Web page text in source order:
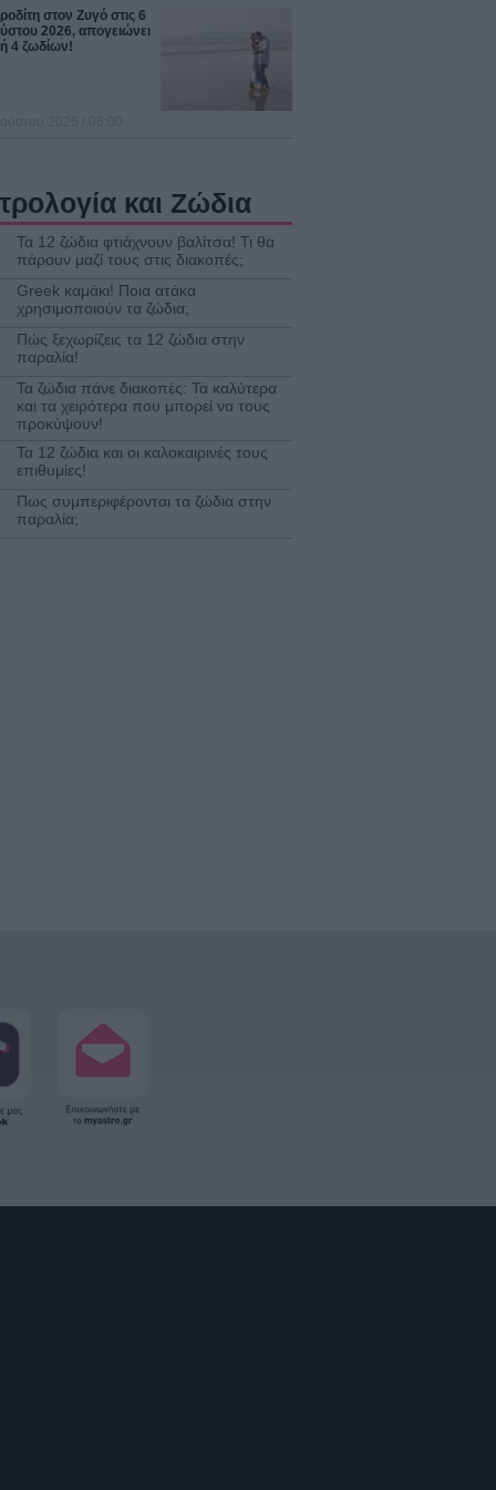
στον Ζυγό στις 6
2026, απογειώνει
4 ζωδίων!
και Ζώδια
Τα 12 ζώδια φτιάχνουν βαλίτσα! Τι θα
πάρουν μαζί τους στις διακοπές;
Greek καμάκι! Ποια ατάκα
χρησιμοποιούν τα ζώδια;
Πώς ξεχωρίζεις τα 12 ζώδια στην
παραλία!
Τα ζώδια πάνε διακοπές: Τα καλύτερα
και τα χειρότερα που μπορεί να τους
προκύψουν!
Τα 12 ζώδια και οι καλοκαιρινές τους
επιθυμίες!
Πως συμπεριφέρονται τα ζώδια στην
παραλία;